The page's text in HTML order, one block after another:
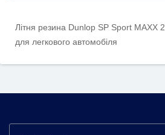
Літня резина Dunlop SP Sport MAXX
для легкового автомобіля